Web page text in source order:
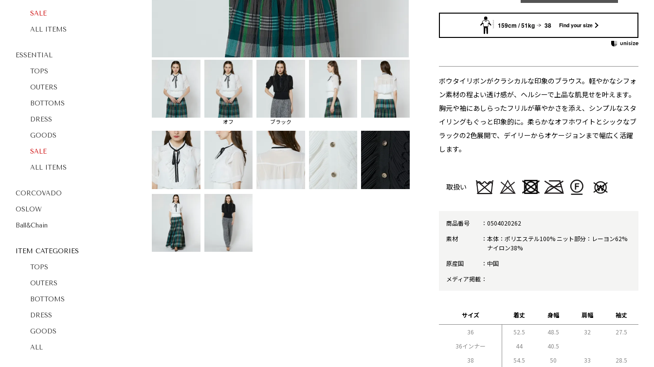
SALE
ALL ITEMS
ESSENTIAL
TOPS
OUTERS
BOTTOMS
DRESS
GOODS
SALE
ALL ITEMS
CORCOVADO
OSLOW
Ball&Chain
ITEM CATEGORIES
TOPS
OUTERS
BOTTOMS
DRESS
GOODS
ALL
オフ ブラック
159cm / 51kg 38 Find your size
ボウタイリボンがクラシカルな印象のブラウス。軽やかなシフォ
ン素材の程よい透け感が、ヘルシーで上品な肌見せを叶えます。
胸元や袖にあしらったフリルが華やかさを添え、シンプルなスタ
イリングもぐっと印象的に。柔らかなオフホワイトとシックなブ
ラックの2色展開で、デイリーからオケージョンまで幅広く活躍
します。
取扱い
商品番号
0504020262
素材
本体：ポリエステル100% ニット部分：レーヨン62%
ナイロン38%
原産国
中国
メディア掲載
サイズ 着丈 身幅 肩幅 袖丈
36 52.5 48.5 32
27.5
36インナー
44
40.5
38
54.5 50 33
28.5